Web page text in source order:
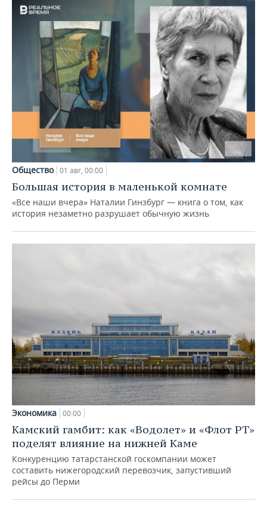
Общество 01 авг, 00:00
Большая история в маленькой комнате
«Все наши вчера» Наталии Гинзбург — книга о том, как
история незаметно разрушает обычную жизнь
Экономика 00:00
Камский гамбит: как «Водолет» и «Флот РТ»
поделят влияние на нижней Каме
Конкуренцию татарстанской госкомпании может
составить нижегородский перевозчик, запустивший
рейсы до Перми